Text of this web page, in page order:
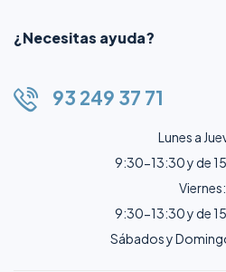
¿Necesitas ayuda?
93 249 37 71
Lunes a
9:30-13:30 y de
Viernes:
9:30-13:30 y de
Sábados y